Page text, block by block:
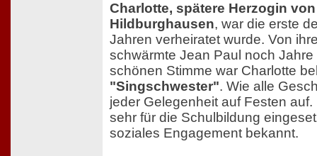
Charlotte, spätere Herzogin
Hildburghausen, war die erste
Jahren verheiratet wurde. Von
schwärmte Jean Paul noch
schönen Stimme war Charlotte
"Singschwester". Wie alle
jeder Gelegenheit auf Festen
sehr für die Schulbildung
soziales Engagement bekannt.